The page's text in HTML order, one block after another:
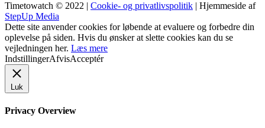
Timetowatch © 2022 | Cookie- og privatlivspolitik | Hjemmeside af
StepUp Media
Dette site anvender cookies for løbende at evaluere og forbedre din
oplevelse på siden. Hvis du ønsker at slette cookies kan du se
vejledningen her. Læs mere
IndstillingerAfvisAcceptér
Luk
Privacy Overview